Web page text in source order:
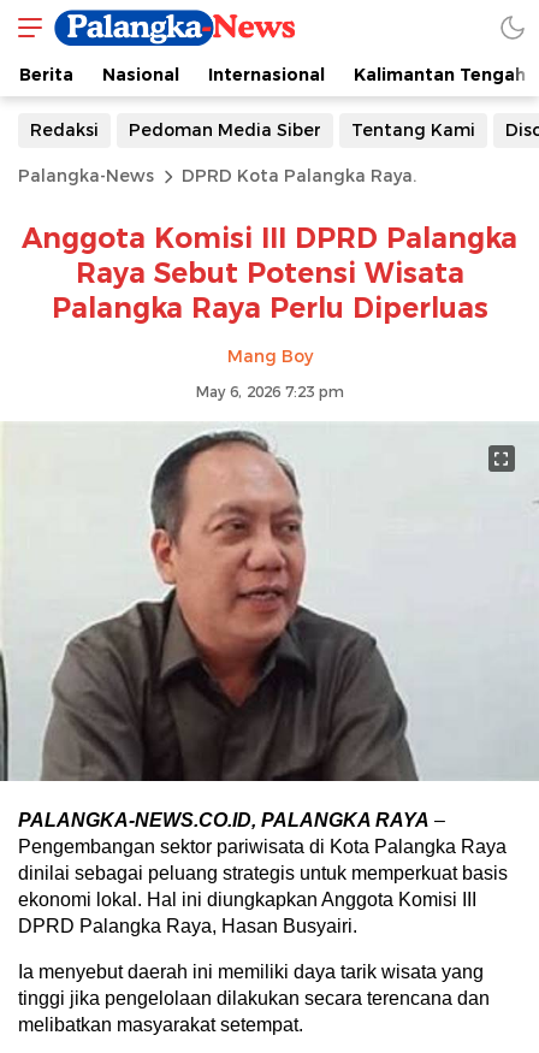
Berita Nasional Internasional Kalimantan Tengah
Redaksi Pedoman Media Siber Tentang Kami
Palangka-News DPRD Kota Palangka Raya.
Anggota Komisi III DPRD Palangka
Raya Sebut Potensi Wisata
Palangka Raya Perlu Diperluas
Mang Boy
May 6, 2026 7:23 pm
PALANGKA-NEWS.CO.ID, PALANGKA RAYA –
Pengembangan sektor pariwisata di Kota Palangka Raya
dinilai sebagai peluang strategis untuk memperkuat basis
ekonomi lokal. Hal ini diungkapkan Anggota Komisi III
DPRD Palangka Raya, Hasan Busyairi.
Ia menyebut daerah ini memiliki daya tarik wisata yang
tinggi jika pengelolaan dilakukan secara terencana dan
melibatkan masyarakat setempat.